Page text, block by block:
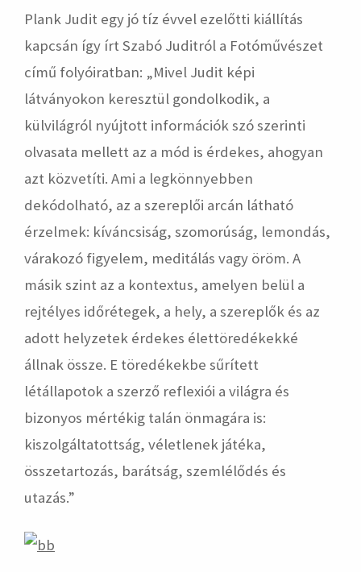
Plank Judit egy jó tíz évvel ezelőtti kiállítás
kapcsán így írt Szabó Juditról a Fotóművészet
című folyóiratban: „Mivel Judit képi
látványokon keresztül gondolkodik, a
külvilágról nyújtott információk szó szerinti
olvasata mellett az a mód is érdekes, ahogyan
azt közvetíti. Ami a legkönnyebben
dekódolható, az a szereplői arcán látható
érzelmek: kíváncsiság, szomorúság, lemondás,
várakozó figyelem, meditálás vagy öröm. A
másik szint az a kontextus, amelyen belül a
rejtélyes időrétegek, a hely, a szereplők és az
adott helyzetek érdekes élettöredékekké
állnak össze. E töredékekbe sűrített
létállapotok a szerző reflexiói a világra és
bizonyos mértékig talán önmagára is:
kiszolgáltatottság, véletlenek játéka,
összetartozás, barátság, szemlélődés és
utazás.”